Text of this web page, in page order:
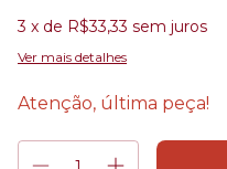
3 x de R$33,33 sem juros
Ver mais detalhes
Atenção, última peça!